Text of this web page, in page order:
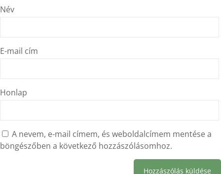
Név
E-mail cím
Honlap
A nevem, e-mail címem, és weboldalcímem mentése a
böngészőben a következő hozzászólásomhoz.